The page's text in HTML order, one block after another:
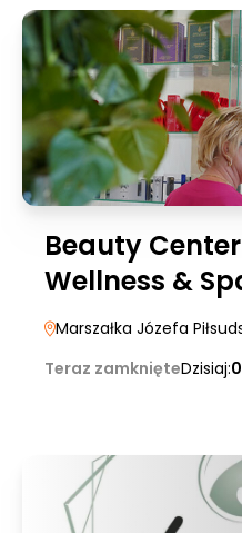
Beauty
Wellness &
Marszałka Józefa
Teraz zamknięteDzisiaj: